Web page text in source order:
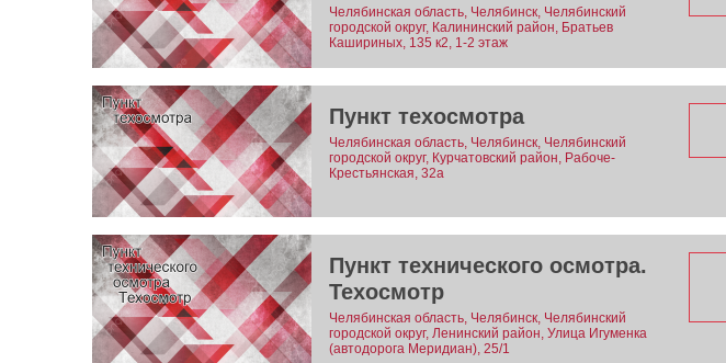
Челябинская область, Челябинск, Челябинский
городской округ, Калининский район, Братьев
Кашириных, 135 к2, 1-2 этаж
Пункт техосмотра
Челябинская область, Челябинск, Челябинский
городской округ, Курчатовский район, Рабоче-
Крестьянская, 32а
Пункт технического осмотра.
Техосмотр
Челябинская область, Челябинск, Челябинский
городской округ, Ленинский район, Улица Игуменка
(автодорога Меридиан), 25/1